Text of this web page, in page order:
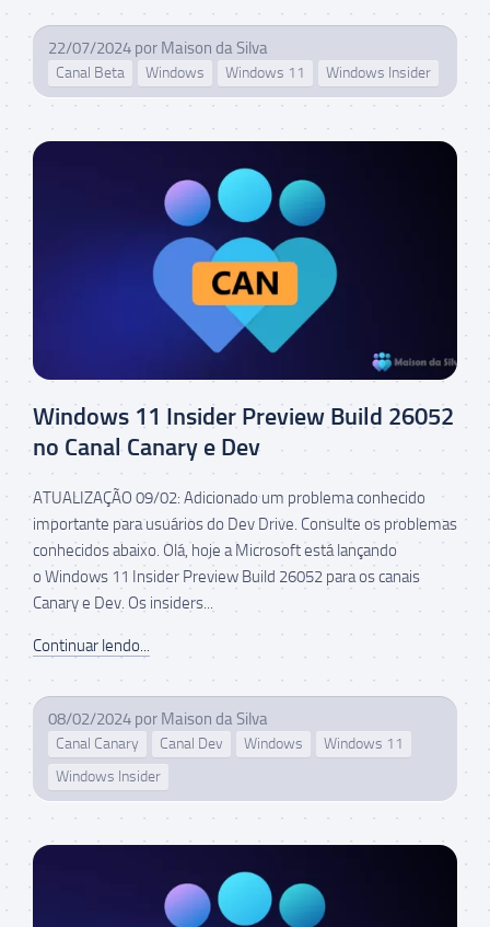
22/07/2024 por Maison da Silva
Canal Beta Windows Windows 11 Windows Insider
Windows 11 Insider Preview Build 26052
no Canal Canary e Dev
ATUALIZAÇÃO 09/02: Adicionado um problema conhecido
importante para usuários do Dev Drive. Consulte os problemas
conhecidos abaixo. Olá, hoje a Microsoft está lançando
o Windows 11 Insider Preview Build 26052 para os canais
Canary e Dev. Os insiders...
Continuar lendo...
08/02/2024 por Maison da Silva
Canal Canary Canal Dev Windows
Windows 11
Windows Insider